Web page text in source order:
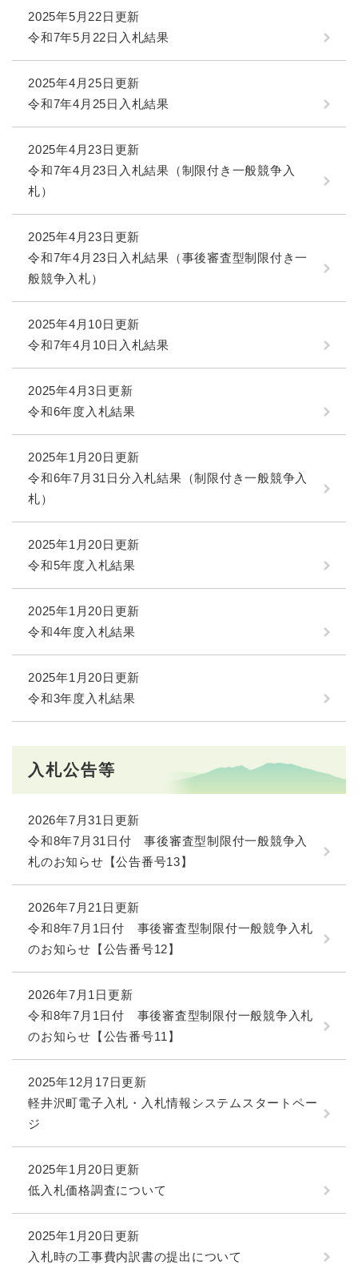
2025年5月22日更新
令和7年5月22日入札結果
2025年4月25日更新
令和7年4月25日入札結果
2025年4月23日更新
令和7年4月23日入札結果（制限付き一般競争入
札）
2025年4月23日更新
令和7年4月23日入札結果（事後審査型制限付き一
般競争入札）
2025年4月10日更新
令和7年4月10日入札結果
2025年4月3日更新
令和6年度入札結果
2025年1月20日更新
令和6年7月31日分入札結果（制限付き一般競争入
札）
2025年1月20日更新
令和5年度入札結果
2025年1月20日更新
令和4年度入札結果
2025年1月20日更新
令和3年度入札結果
入札公告等
2026年7月31日更新
令和8年7月31日付 事後審査型制限付一般競争入
札のお知らせ【公告番号13】
2026年7月21日更新
令和8年7月1日付 事後審査型制限付一般競争入札
のお知らせ【公告番号12】
2026年7月1日更新
令和8年7月1日付 事後審査型制限付一般競争入札
のお知らせ【公告番号11】
2025年12月17日更新
軽井沢町電子入札・入札情報システムスタートペー
ジ
2025年1月20日更新
低入札価格調査について
2025年1月20日更新
入札時の工事費内訳書の提出について